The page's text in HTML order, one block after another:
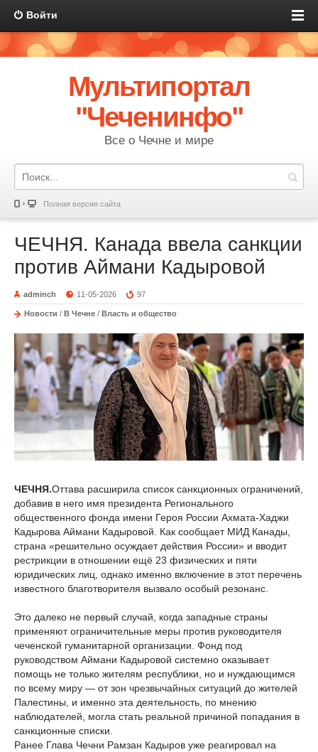
Войти
Мультипортал
"Чеченинфо"
Все о Чечне и мире
Полная версия сайта
ЧЕЧНЯ. Канада ввела санкции
против Аймани Кадыровой
adminch 11-05-2026 97
Новости / В Чечне / Власть и общество
ЧЕЧНЯ.Оттава расширила список санкционных ограничений,
добавив в него имя президента Регионального
общественного фонда имени Героя России Ахмата-Хаджи
Кадырова Аймани Кадыровой. Как сообщает МИД Канады,
страна «решительно осуждает действия России» и вводит
рестрикции в отношении ещё 23 физических и пяти
юридических лиц, однако именно включение в этот перечень
известного благотворителя вызвало особый резонанс.
Это далеко не первый случай, когда западные страны
применяют ограничительные меры против руководителя
чеченской гуманитарной организации. Фонд под
руководством Аймани Кадыровой системно оказывает
помощь не только жителям республики, но и нуждающимся
по всему миру — от зон чрезвычайных ситуаций до жителей
Палестины, и именно эта деятельность, по мнению
наблюдателей, могла стать реальной причиной попадания в
санкционные списки.
Ранее Глава Чечни Рамзан Кадыров уже реагировал на